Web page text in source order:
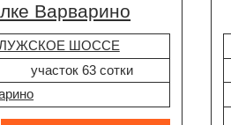
Варварино
ШОССЕ
участок 63 сотки